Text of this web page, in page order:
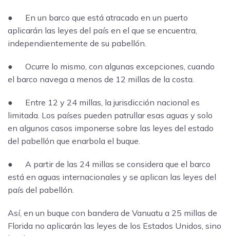
● En un barco que está atracado en un puerto
aplicarán las leyes del país en el que se encuentra,
independientemente de su pabellón.
● Ocurre lo mismo, con algunas excepciones, cuando
el barco navega a menos de 12 millas de la costa.
● Entre 12 y 24 millas, la jurisdicción nacional es
limitada. Los países pueden patrullar esas aguas y solo
en algunos casos imponerse sobre las leyes del estado
del pabellón que enarbola el buque.
● A partir de las 24 millas se considera que el barco
está en aguas internacionales y se aplican las leyes del
país del pabellón.
Así, en un buque con bandera de Vanuatu a 25 millas de
Florida no aplicarán las leyes de los Estados Unidos, sino